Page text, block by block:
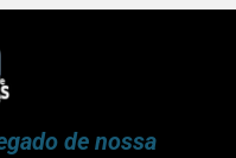
de nossa